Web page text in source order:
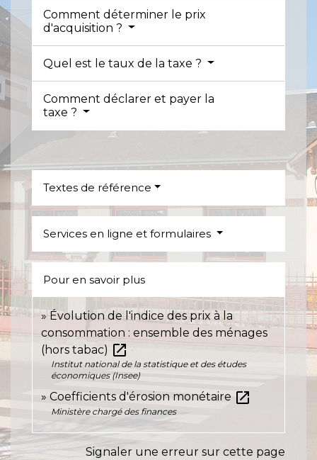
Comment déterminer le prix
d'acquisition ?
Quel est le taux de la taxe ?
Comment déclarer et payer la
taxe ?
Textes de référence
Services en ligne et formulaires
Pour en savoir plus
Évolution de l'indice des prix à la
consommation : ensemble des ménages
(hors tabac) open_in_new
Institut national de la statistique et des études
économiques (Insee)
Coefficients d'érosion monétaire open_in_new
Ministère chargé des finances
Signaler une erreur sur cette page